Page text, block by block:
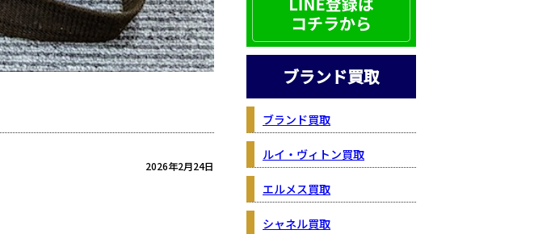
2026年2月24日
ブランド買取
ブランド買取
ルイ・ヴィトン買取
エルメス買取
シャネル買取